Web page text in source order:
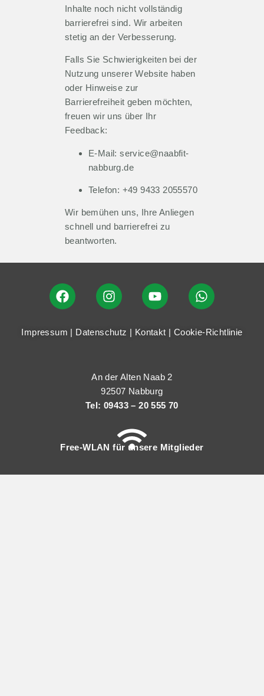
Inhalte noch nicht vollständig
barrierefrei sind. Wir arbeiten
stetig an der Verbesserung.
Falls Sie Schwierigkeiten bei der
Nutzung unserer Website haben
oder Hinweise zur
Barrierefreiheit geben möchten,
freuen wir uns über Ihr
Feedback:
E-Mail:service@naabfit-
nabburg.de
Telefon: +49 9433 2055570
Wir bemühen uns, Ihre Anliegen
schnell und barrierefrei zu
beantworten.
Impressum | Datenschutz | Kontakt | Cookie-Richtlinie
An der Alten Naab 2
92507 Nabburg
Tel: 09433 – 20 555 70
Free-WLAN für unsere Mitglieder